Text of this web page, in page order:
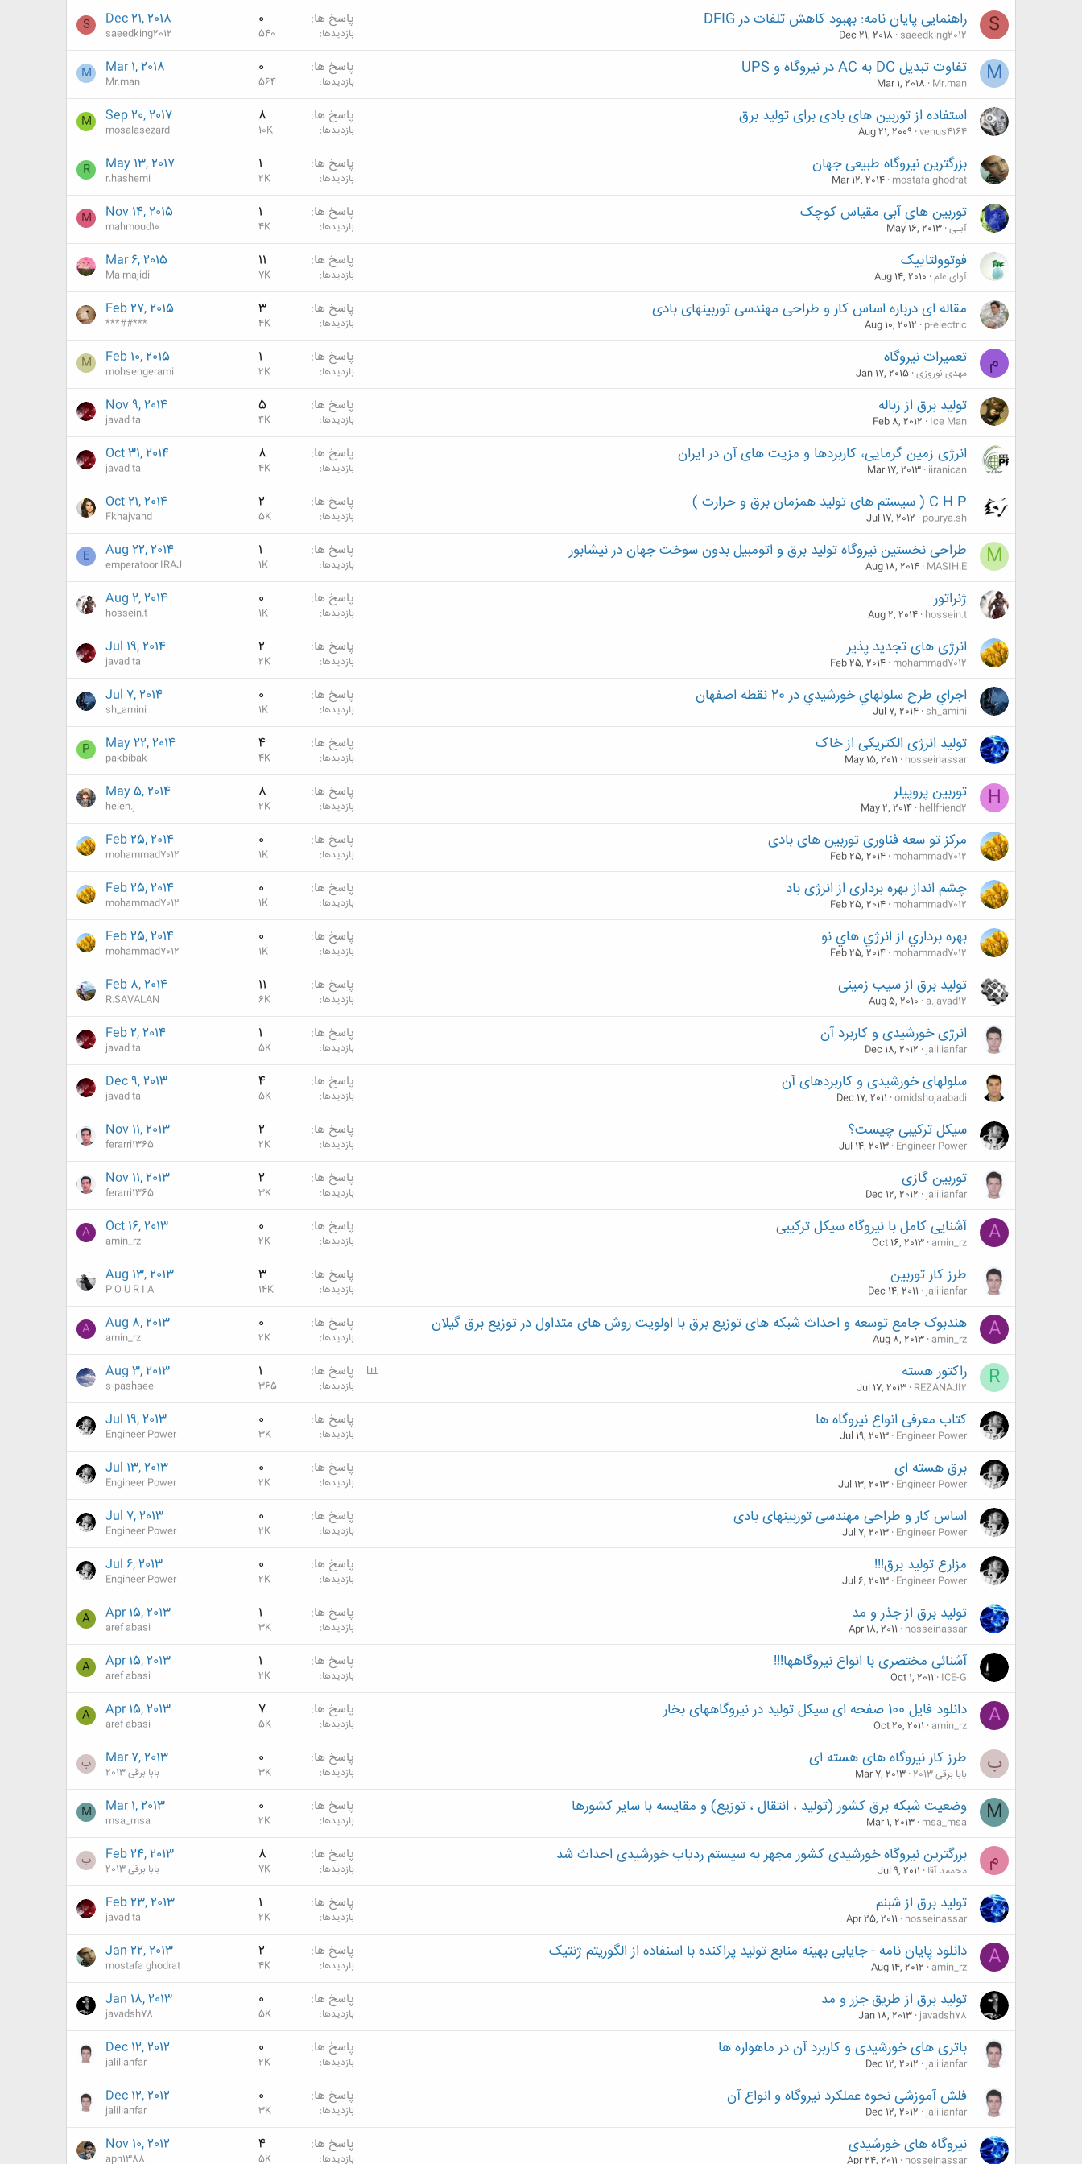
S راهنمایی پایان نامه: بهبود کاهش تلفات در DFIG
saeedking2012
Dec 21, 2018
پاسخ ها 0
بازدیدها 540
Dec 21, 2018
saeedking2012
S
M تفاوت تبدیل DC به AC در نیروگاه و UPS
Mr.man
Mar 1, 2018
پاسخ ها 0
بازدیدها 564
Mar 1, 2018
Mr.man
M
استفاده از توربین های بادی برای تولید برق
venus4164
Aug 21, 2009
پاسخ ها 8
بازدیدها 10K
Sep 20, 2017
mosalasezard
M
بزرگترین نیروگاه طبیعی جهان
mostafa ghodrat
Mar 12, 2014
پاسخ ها 1
بازدیدها 2K
May 13, 2017
r.hashemi
R
توربین های آبی مقیاس کوچک
آبـی May 16, 2013
پاسخ ها 1
بازدیدها 4K
Nov 14, 2015
mahmoud10
M
فوتوولتاییک
آوای علم Aug 14, 2010
پاسخ ها 11
بازدیدها 7K
Mar 6, 2015
Ma majidi
مقاله ای درباره اساس کار و طراحی مهندسی توربینهای بادی
p-electric
Aug 10, 2012
پاسخ ها 3
بازدیدها 4K
Feb 27, 2015
***##***
م تعمیرات نیروگاه
مهدی نوروزی Jan 17, 2015
پاسخ ها 1
بازدیدها 2K
Feb 10, 2015
mohsengerami
M
تولید برق از زباله
Ice Man
Feb 8, 2012
پاسخ ها 5
بازدیدها 4K
Nov 9, 2014
javad ta
انرژی زمين گرمايی، کاربردها و مزيت های آن در ايران
iiranican
Mar 17, 2013
پاسخ ها 8
بازدیدها 4K
Oct 31, 2014
javad ta
C H P ( سیستم های تولید همزمان برق و حرارت )
pourya.sh
Jul 17, 2012
پاسخ ها 2
بازدیدها 5K
Oct 21, 2014
Fkhajvand
M طراحی نخستین نیروگاه تولید برق و اتومبیل بدون سوخت جهان در نیشابور
MASIH.E
Aug 18, 2014
پاسخ ها 1
بازدیدها 1K
Aug 22, 2014
emperatoor IRAJ
E
ژنراتور
hossein.t
Aug 2, 2014
پاسخ ها 0
بازدیدها 1K
Aug 2, 2014
hossein.t
انرژی های تجدید پذیر
mohammad7012
Feb 25, 2014
پاسخ ها 2
بازدیدها 2K
Jul 19, 2014
javad ta
اجراي طرح سلولهاي خورشيدي در 20 نقطه اصفهان
sh_amini
Jul 7, 2014
پاسخ ها 0
بازدیدها 1K
Jul 7, 2014
sh_amini
تولید انرژی الکتریکی از خاک
hosseinassar
May 15, 2011
پاسخ ها 4
بازدیدها 4K
May 22, 2014
pakbibak
P
H توربین پروپیلر
hellfriend2
May 2, 2014
پاسخ ها 8
بازدیدها 2K
May 5, 2014
helen.j
مرکز تو سعه فناوری توربین های بادی
mohammad7012
Feb 25, 2014
پاسخ ها 0
بازدیدها 1K
Feb 25, 2014
mohammad7012
چشم انداز بهره برداری از انرژی باد
mohammad7012
Feb 25, 2014
پاسخ ها 0
بازدیدها 1K
Feb 25, 2014
mohammad7012
بهره برداري از انرژي هاي نو
mohammad7012
Feb 25, 2014
پاسخ ها 0
بازدیدها 1K
Feb 25, 2014
mohammad7012
تولید برق از سیب زمینی
a.javad12
Aug 5, 2010
پاسخ ها 11
بازدیدها 6K
Feb 8, 2014
R.SAVALAN
انرژی خورشیدی و کاربرد آن
jalilianfar
Dec 18, 2012
پاسخ ها 1
بازدیدها 5K
Feb 2, 2014
javad ta
سلولهای خورشیدی و کاربردهای آن
omidshojaabadi
Dec 17, 2011
پاسخ ها 4
بازدیدها 5K
Dec 9, 2013
javad ta
سیکل ترکیبی چیست؟
Engineer Power
Jul 14, 2013
پاسخ ها 2
بازدیدها 2K
Nov 11, 2013
ferarri1365
توربین گازی
jalilianfar
Dec 12, 2012
پاسخ ها 2
بازدیدها 3K
Nov 11, 2013
ferarri1365
A آشنایی کامل با نیروگاه سیکل ترکیبی
amin_rz
Oct 16, 2013
پاسخ ها 0
بازدیدها 2K
Oct 16, 2013
amin_rz
A
طرز کار توربین
jalilianfar
Dec 14, 2011
پاسخ ها 3
بازدیدها 14K
Aug 13, 2013
P O U R I A
A هندبوک جامع توسعه و احداث شبکه های توزیع برق با اولویت روش های متداول در توزیع برق گیلان
amin_rz
Aug 8, 2013
پاسخ ها 0
بازدیدها 2K
Aug 8, 2013
amin_rz
A
R
P
راکتور هسته
REZANAJI2
Jul 17, 2013
پاسخ ها 1
بازدیدها 365
Aug 3, 2013
s-pashaee
کتاب معرفی انواع نیروگاه ها
Engineer Power
Jul 19, 2013
پاسخ ها 0
بازدیدها 3K
Jul 19, 2013
Engineer Power
برق هسته ای
Engineer Power
Jul 13, 2013
پاسخ ها 0
بازدیدها 2K
Jul 13, 2013
Engineer Power
اساس کار و طراحی مهندسی توربینهای بادی
Engineer Power
Jul 7, 2013
پاسخ ها 0
بازدیدها 2K
Jul 7, 2013
Engineer Power
مزارع تولید برق!!!
Engineer Power
Jul 6, 2013
پاسخ ها 0
بازدیدها 2K
Jul 6, 2013
Engineer Power
تولید برق از جذر و مد
hosseinassar
Apr 18, 2011
پاسخ ها 1
بازدیدها 3K
Apr 15, 2013
aref abasi
A
آشنائی مختصری با انواع نیروگاهها!!!
ICE-G
Oct 1, 2011
پاسخ ها 1
بازدیدها 2K
Apr 15, 2013
aref abasi
A
A دانلود فایل 100 صفحه ای سیکل تولید در نیروگاههای بخار
amin_rz
Oct 20, 2011
پاسخ ها 7
بازدیدها 5K
Apr 15, 2013
aref abasi
A
ب طرز کار نیروگاه های هسته ای
بابا برقی 2013 Mar 7, 2013
پاسخ ها 0
بازدیدها 3K
Mar 7, 2013
بابا برقی 2013 ب
M وضعیت شبکه برق کشور (تولید ، انتقال ، توزیع) و مقایسه با سایر کشورها
msa_msa
Mar 1, 2013
پاسخ ها 0
بازدیدها 2K
Mar 1, 2013
msa_msa
M
م بزرگترین نیروگاه خورشیدی کشور مجهز به سیستم ردیاب خورشیدی احداث شد
محممد آقا Jul 9, 2011
پاسخ ها 8
بازدیدها 7K
Feb 24, 2013
بابا برقی 2013 ب
تولید برق از شبنم
hosseinassar
Apr 25, 2011
پاسخ ها 1
بازدیدها 2K
Feb 23, 2013
javad ta
A دانلود پایان نامه - جایابی بهینه منابع تولید پراکنده با اسنفاده از الگوریتم ژنتیک
amin_rz
Aug 14, 2012
پاسخ ها 2
بازدیدها 4K
Jan 22, 2013
mostafa ghodrat
تولید برق از طریق جزر و مد
javadsh78
Jan 18, 2013
پاسخ ها 0
بازدیدها 5K
Jan 18, 2013
javadsh78
باتری های خورشیدی و کاربرد آن در ماهواره ها
jalilianfar
Dec 12, 2012
پاسخ ها 0
بازدیدها 2K
Dec 12, 2012
jalilianfar
فلش آموزشی نحوه عملکرد نیروگاه و انواع آن
jalilianfar
Dec 12, 2012
پاسخ ها 0
بازدیدها 3K
Dec 12, 2012
jalilianfar
نیروگاه های خورشیدی
hosseinassar
Apr 24, 2011
پاسخ ها 4
بازدیدها 5K
Nov 10, 2012
apn1388